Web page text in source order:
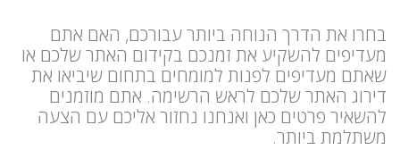
בחרו את הדרך הנוחה ביותר עבורכם, האם אתם
מעדיפים להשקיע את זמנכם בקידום האתר שלכם או
שאתם מעדיפים לפנות למומחים בתחום שיביאו את
דירוג האתר שלכם לראש הרשימה. אתם מוזמנים
להשאיר פרטים כאן ואנחנו נחזור אליכם עם הצעה
משתלמת ביותר.